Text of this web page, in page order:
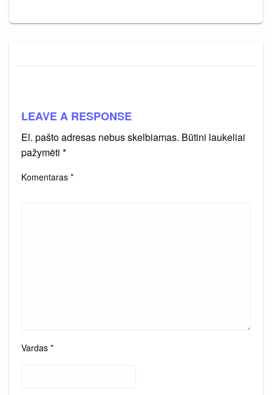
LEAVE A RESPONSE
El. pašto adresas nebus skelbiamas. Būtini laukeliai
pažymėti *
Komentaras *
Vardas *